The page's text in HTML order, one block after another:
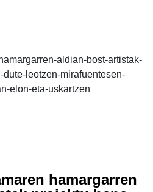
hamargarren